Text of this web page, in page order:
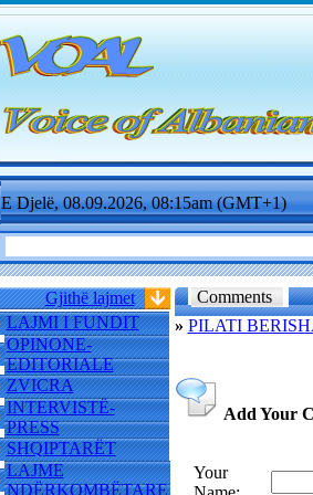
E Djelë, 08.09.2026, 08:15am (GMT+1)
Gjithë lajmet
LAJMI I FUNDIT
OPINONE-
EDITORIALE
ZVICRA
INTERVISTË-
PRESS
SHQIPTARËT
LAJME
NDËRKOMBËTARE
Comments
» PILATI
Add Your
Your